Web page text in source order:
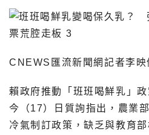
CNEWS匯流新聞網記者李映
賴政府推動「班班喝鮮乳」
今（17）日質詢指出，農業
冷氣制訂政策，缺乏與教育